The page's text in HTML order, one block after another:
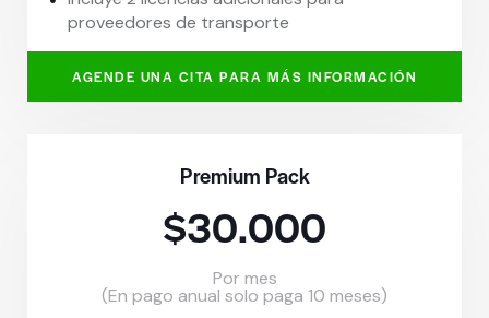
proveedores de transporte
AGENDE UNA CITA PARA MÁS INFORMACIÓN
Premium Pack
$30.000
Por mes
(En pago anual solo paga 10 meses)